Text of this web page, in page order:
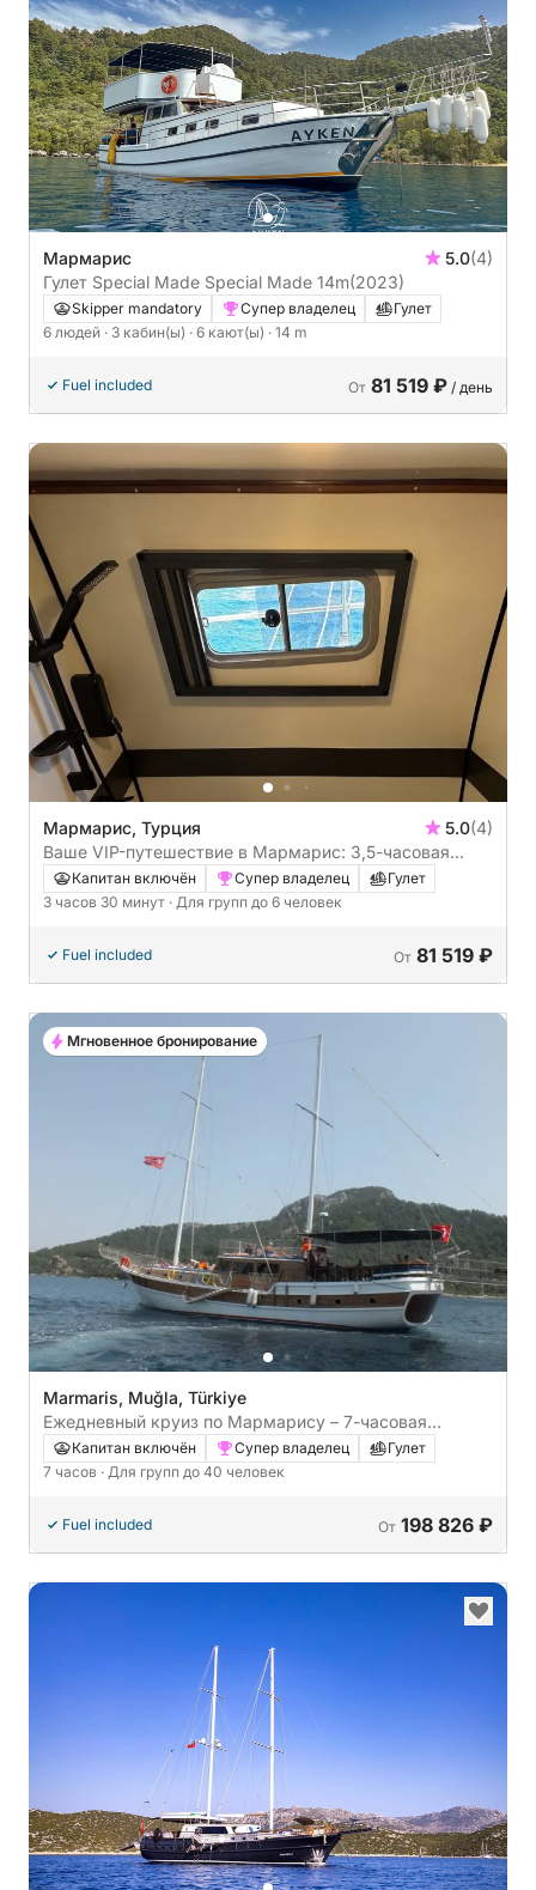
Мармарис 5.0(4)
Гулет Special Made Special Made 14m(2023)
Skipper mandatory Супер владелец
Гулет
6 людей · 3 кабин(ы) · 6 кают(ы) · 14 m
Fuel included От 81 519 ₽ / день
Мармарис, Турция 5.0(4)
Ваше VIP-путешествие в Мармарис: 3,5-часовая
поездка на гулете.
Капитан включён Супер владелец
Гулет
3 часов 30 минут · Для групп до 6 человек
Fuel included От 81 519 ₽
Marmaris, Muğla, Türkiye
Ежедневный круиз по Мармарису – 7-часовая
экскурсия на Райский остров и пляж Кумлубюк.
Капитан включён Супер владелец
Гулет
7 часов · Для групп до 40 человек
Fuel included От 198 826 ₽
Мгновенное бронирование